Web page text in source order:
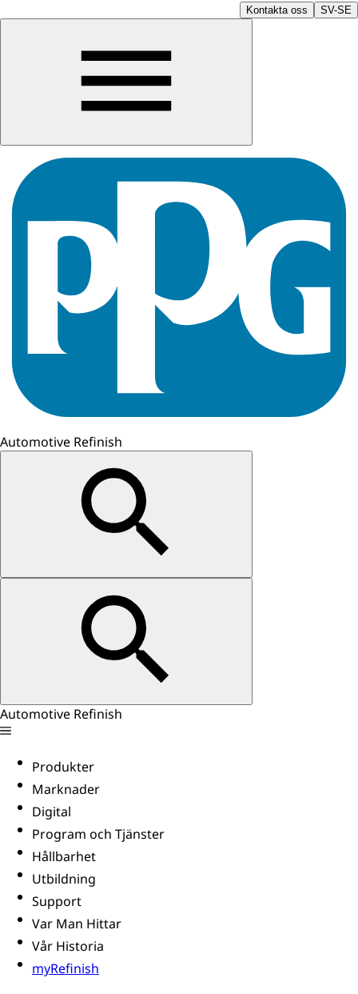
Kontakta oss SV-SE
Automotive Refinish
Automotive Refinish
Produkter
Marknader
Digital
Program och Tjänster
Hållbarhet
Utbildning
Support
Var Man Hittar
Vår Historia
myRefinish